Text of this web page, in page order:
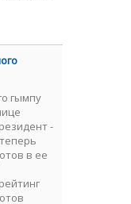
гымпу
-
в ее